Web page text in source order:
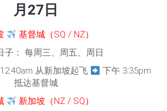
月27日
基督城（SQ / NZ）
子： 每周三、周五、周日
从新加坡起飞
下午 3:35pm
抵达基督城
新加坡（NZ / SQ）